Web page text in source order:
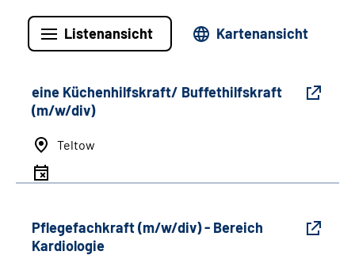
Listenansicht Kartenansicht
eine Küchenhilfskraft/ Buffethilfskraft
(m/w/div)
Teltow
Pflegefachkraft (m/w/div) - Bereich
Kardiologie